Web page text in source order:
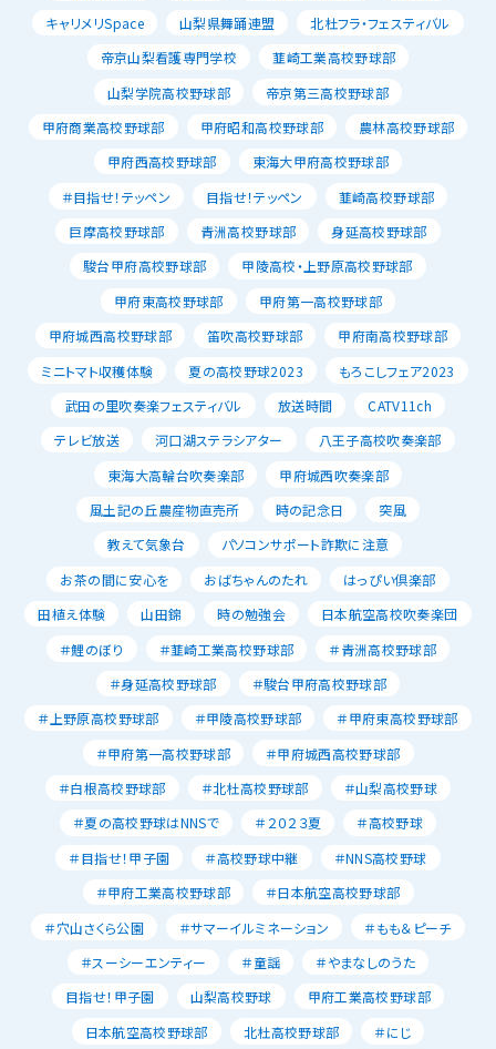
キャリメリSpace
山梨県舞踊連盟
北杜フラ・フェスティバル
帝京山梨看護専門学校
韮崎工業高校野球部
山梨学院高校野球部
帝京第三高校野球部
甲府商業高校野球部
甲府昭和高校野球部
農林高校野球部
甲府西高校野球部
東海大甲府高校野球部
＃目指せ！テッペン
目指せ！テッペン
韮崎高校野球部
巨摩高校野球部
青洲高校野球部
身延高校野球部
駿台甲府高校野球部
甲陵高校・上野原高校野球部
甲府東高校野球部
甲府第一高校野球部
甲府城西高校野球部
笛吹高校野球部
甲府南高校野球部
ミニトマト収穫体験
夏の高校野球2023
もろこしフェア2023
武田の里吹奏楽フェスティバル
放送時間
CATV11ch
テレビ放送
河口湖ステラシアター
八王子高校吹奏楽部
東海大高輪台吹奏楽部
甲府城西吹奏楽部
風土記の丘農産物直売所
時の記念日
突風
教えて気象台
パソコンサポート詐欺に注意
お茶の間に安心を
おばちゃんのたれ
はっぴい倶楽部
田植え体験
山田錦 時の勉強会
日本航空高校吹奏楽団
＃鯉のぼり
＃韮崎工業高校野球部
＃青洲高校野球部
＃身延高校野球部
＃駿台甲府高校野球部
＃上野原高校野球部
＃甲陵高校野球部
＃甲府東高校野球部
＃甲府第一高校野球部
＃甲府城西高校野球部
＃白根高校野球部
＃北杜高校野球部
＃山梨高校野球
＃夏の高校野球はNNSで
＃２０２３夏
＃高校野球
＃目指せ！甲子園
＃高校野球中継
＃NNS高校野球
＃甲府工業高校野球部
＃日本航空高校野球部
＃穴山さくら公園
＃サマーイルミネーション
＃もも＆ピーチ
＃スーシーエンティー
＃童謡
＃やまなしのうた
目指せ！甲子園
山梨高校野球
甲府工業高校野球部
日本航空高校野球部
北杜高校野球部
＃にじ